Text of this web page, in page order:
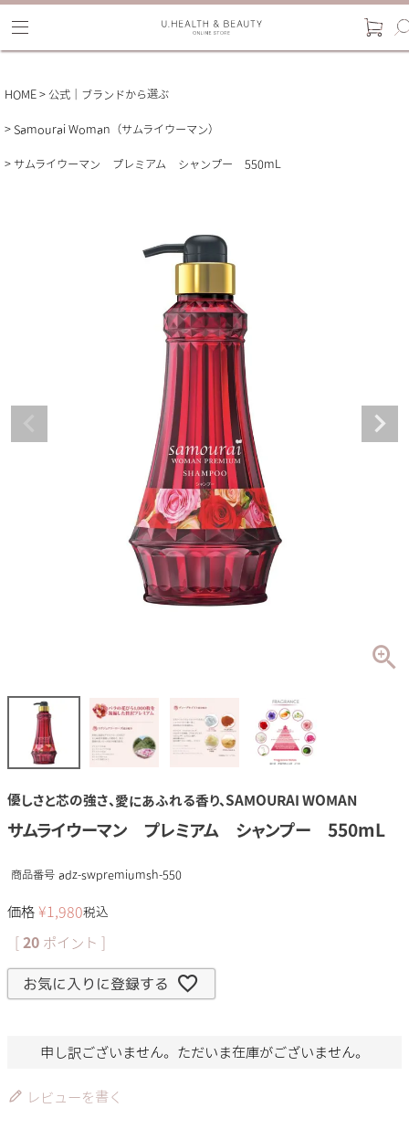
HOME 公式｜ブランドから選ぶ
Samourai Woman（サムライウーマン）
サムライウーマン プレミアム シャンプー 550mL
優しさと芯の強さ、愛にあふれる香り、SAMOURAI WOMAN
サムライウーマン プレミアム シャンプー 550mL
商品番号 adz-swpremiumsh-550
価格 ¥1,980税込
20 ポイント ]
お気に入りに登録する
申し訳ございません。ただいま在庫がございません。
レビューを書く